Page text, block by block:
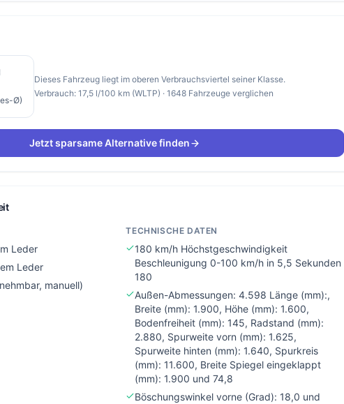
Ø)
Dieses Fahrzeug liegt im oberen Verbrauchsviertel seiner Klasse.
Verbrauch: 17,5 l/100 km (WLTP) · 1648 Fahrzeuge verglichen
Jetzt sparsame Alternative finden
Leder
Leder
manuell)
TECHNISCHE DATEN
180 km/h Höchstgeschwindigkeit
Beschleunigung 0-100 km/h in 5,5 Sekunden
180
Außen-Abmessungen: 4.598 Länge (mm):,
Breite (mm): 1.900, Höhe (mm): 1.600,
Bodenfreiheit (mm): 145, Radstand (mm):
2.880, Spurweite vorn (mm): 1.625,
Spurweite hinten (mm): 1.640, Spurkreis
(mm): 11.600, Breite Spiegel eingeklappt
(mm): 1.900 und 74,8
Böschungswinkel vorne (Grad): 18,0 und